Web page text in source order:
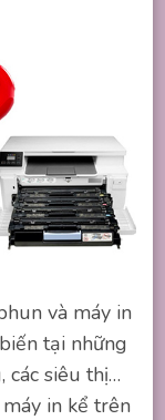
và máy in
tại những
các siêu thị…
in kể trên